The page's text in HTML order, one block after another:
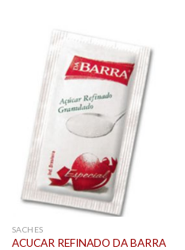
SACHES
ACUCAR REFINADO DA BARRA